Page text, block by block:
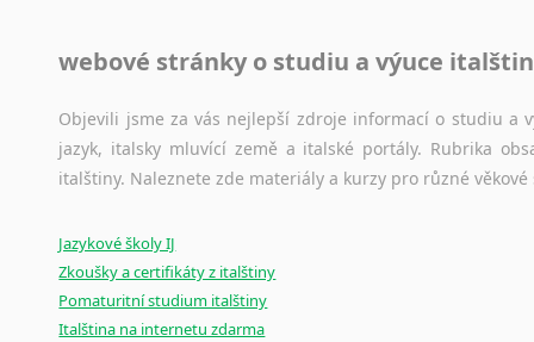
Jazykový korpus je elektronický soubor autentických
původního zdroje textu.
Ostatní pomůcky pro překladatele
poradny a pravidla
webové stránky o studiu a výuce
Objevili jsme za vás nejlepší zdroje informací o studiu a
jazyk, italsky mluvící země a italské portály. Rubrika
italštiny. Naleznete zde materiály a kurzy pro různé věkové
Jazykové školy IJ
Zkoušky a certifikáty z italštiny
Pomaturitní studium italštiny
Italština na internetu zdarma